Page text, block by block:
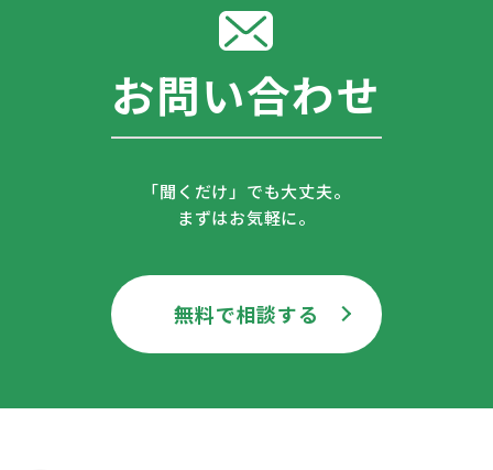
お問い合わせ
「聞くだけ」でも大丈夫。
まずはお気軽に。
無料で相談する